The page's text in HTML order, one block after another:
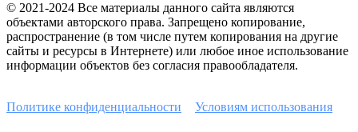
© 2021-2024 Все материалы данного сайта являются
объектами авторского права. Запрещено копирование,
распространение (в том числе путем копирования на другие
сайты и ресурсы в Интернете) или любое иное использование
информации объектов без согласия правообладателя.
Политике конфиденциальности
Условиям использования